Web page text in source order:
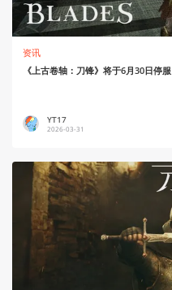
资讯
《上古卷轴：刀锋》将于6月30日停服
YT17
2026-03-31